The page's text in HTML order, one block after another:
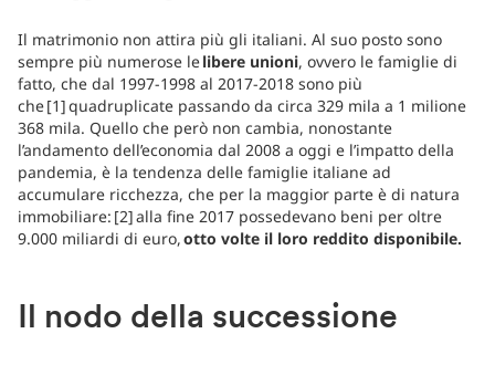
Il matrimonio non attira più gli italiani. Al suo posto sono
sempre più numerose lelibere unioni, ovvero le famiglie di
fatto, che dal 1997-1998 al 2017-2018 sono più
che [1] quadruplicate passando da circa 329 mila a 1 milione
368 mila. Quello che però non cambia, nonostante
l’andamento dell’economia dal 2008 a oggi e l’impatto della
pandemia, è la tendenza delle famiglie italiane ad
accumulare ricchezza, che per la maggior parte è di natura
immobiliare: [2] alla fine 2017 possedevano beni per oltre
9.000 miliardi di euro,otto volte il loro reddito disponibile.
Il nodo della successione